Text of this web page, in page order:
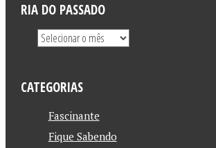
RIA DO PASSADO
CATEGORIAS
Fascinante
Fique Sabendo